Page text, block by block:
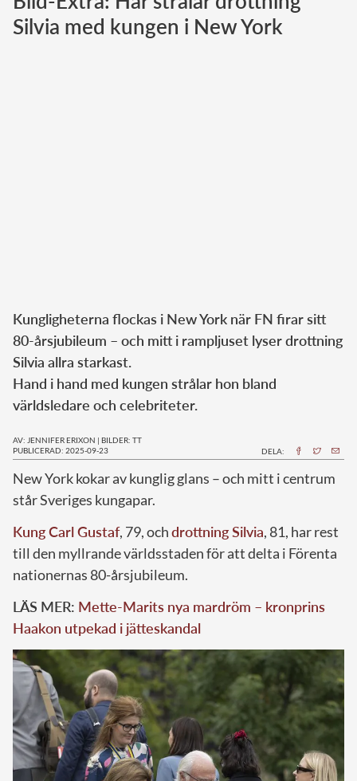
Norska kungahuset
Silvia med kungen i New York
Kungligheterna flockas i New York när FN firar sitt
80-årsjubileum – och mitt i rampljuset lyser drottning
Silvia allra starkast.
Hand i hand med kungen strålar hon bland
världsledare och celebriteter.
AV: JENNIFER ERIXON | BILDER: TT
PUBLICERAD: 2025-09-23
DELA:
New York kokar av kunglig glans – och mitt i centrum
står Sveriges kungapar.
Kung Carl Gustaf, 79, ochdrottning Silvia, 81, har rest
till den myllrande världsstaden för att delta i Förenta
nationernas 80-årsjubileum.
LÄS MER: Mette-Marits nya mardröm – kronprins
Haakon utpekad i jätteskandal